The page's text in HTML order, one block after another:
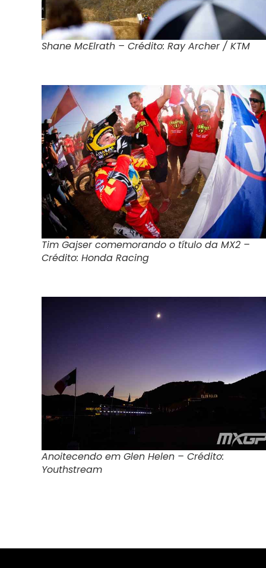
Shane McElrath – Crédito: Ray Archer / KTM
Tim Gajser comemorando o título da MX2 –
Crédito: Honda Racing
Anoitecendo em Glen Helen – Crédito:
Youthstream